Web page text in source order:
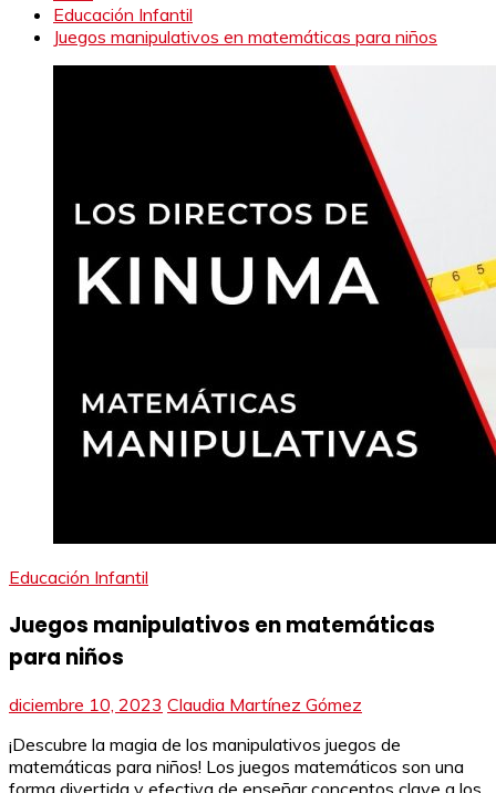
Educación Infantil
Juegos manipulativos en matemáticas para niños
Educación Infantil
Juegos manipulativos en matemáticas
para niños
diciembre 10, 2023 Claudia Martínez Gómez
¡Descubre la magia de los manipulativos juegos de
matemáticas para niños! Los juegos matemáticos son una